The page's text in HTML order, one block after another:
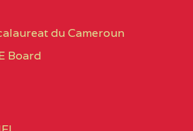
COLLEGE PRIVE LAIC
SAINT MICHEL
du Cameroun
Board